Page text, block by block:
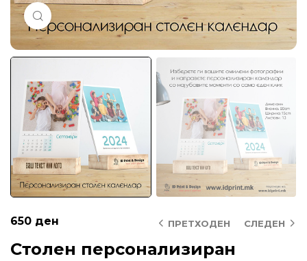
Кликни за голема слика
ПРЕТХОДЕН СЛЕДЕН
650 ден
Столен персонализиран